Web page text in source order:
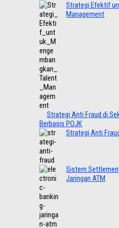
Strategi Efektif
Management
Strategi Anti Fraud di
Berbasis POJK
Strategi Anti
Sistem
Jaringan ATM